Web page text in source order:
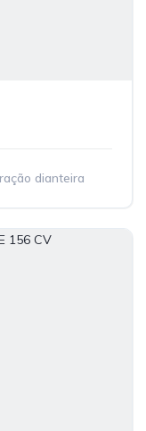
dianteira